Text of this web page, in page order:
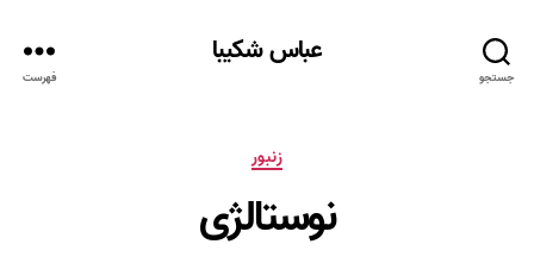
جستجو
عباس شکیبا
فهرست
دسته‌هازنبور
نوستالژی